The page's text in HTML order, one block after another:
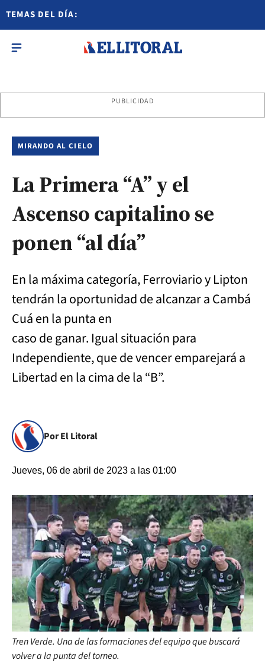
TEMAS DEL DÍA:
PUBLICIDAD
MIRANDO AL CIELO
La Primera “A” y el
Ascenso capitalino se
ponen “al día”
En la máxima categoría, Ferroviario y Lipton
tendrán la oportunidad de alcanzar a Cambá
Cuá en la punta en
caso de ganar. Igual situación para
Independiente, que de vencer emparejará a
Libertad en la cima de la “B”.
Por El Litoral
Jueves, 06 de abril de 2023 a las 01:00
Tren Verde. Una de las formaciones del equipo que buscará
volver a la punta del torneo.